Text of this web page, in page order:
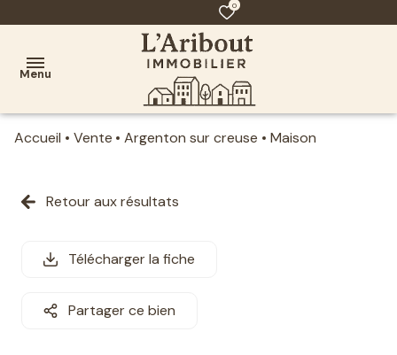
0
Menu
ACHAT
CONTACT
Accueil Vente Argenton sur creuse Maison
Retour aux résultats
Télécharger la fiche
Partager ce bien